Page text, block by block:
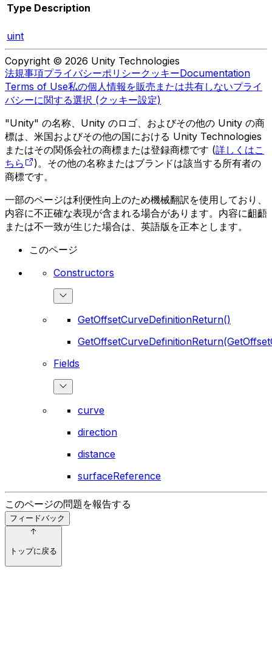
Type Description
uint
Copyright © 2026 Unity Technologies
法規事項プライバシーポリシークッキーDocumentation
Terms of Use私の個人情報を販売または共有しないプライ
バシーに関する選択 (クッキー設定)
"Unity" の名称、Unity のロゴ、およびその他の Unity の商
標は、米国およびその他の国における Unity Technologies
またはその関係会社の商標または登録商標です (詳しくはこ
ちら
)。その他の名称またはブランドは該当する所有者の
商標です。
一部のページは利便性向上のため機械翻訳を使用しており、
内容に不正確な表現が含まれる場合があります。内容に齟齬
または不一致が生じた場合は、英語版を正本とします。
このページ
Constructors
GetOffsetCurveDefinitionReturn()
Fields
curve
direction
distance
surfaceReference
このページの問題を報告する
フィードバック
トップに戻る